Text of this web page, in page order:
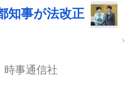
知事が法改正
時事通信社